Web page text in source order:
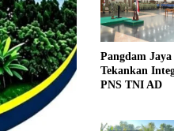
Pangdam Jaya
Tekankan
PNS TNI AD